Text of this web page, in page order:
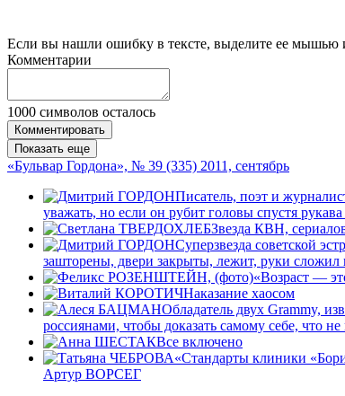
Если вы нашли ошибку в тексте, выделите ее мышью
Комментарии
1000 символов осталось
Комментировать
Показать еще
«Бульвар Гордона», № 39 (335) 2011, сентябрь
Писатель, поэт и
уважать, но если он рубит головы спустя
Звезда КВН,
Суперзвезда советской
зашторены, двери закрыты, лежит, руки сложил
«Возраст —
Наказание хаосом
Обладатель двух Grammy,
россиянами, чтобы доказать самому себе, что
Все включено
«Стандарты клиники
Артур ВОРСЕГ